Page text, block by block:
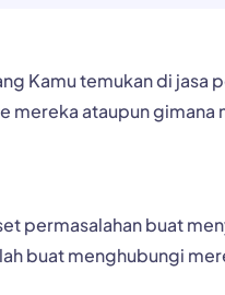
Kamu temukan di jasa
mereka ataupun
permasalahan buat
buat menghubungi